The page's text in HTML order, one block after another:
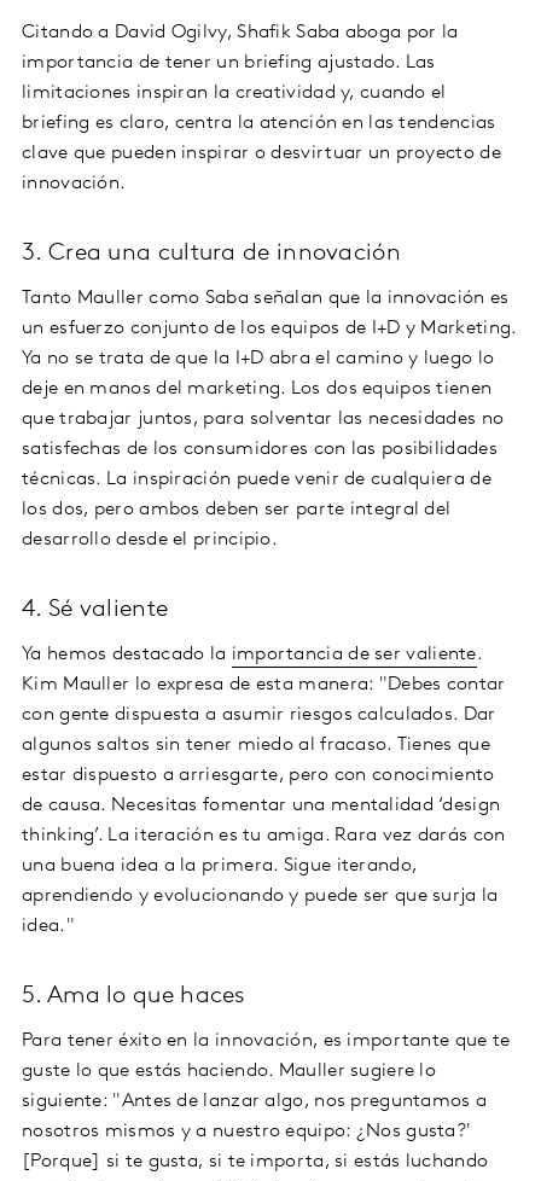
Citando a David Ogilvy, Shafik Saba aboga por la
importancia de tener un briefing ajustado. Las
limitaciones inspiran la creatividad y, cuando el
briefing es claro, centra la atención en las tendencias
clave que pueden inspirar o desvirtuar un proyecto de
innovación.
3. Crea una cultura de innovación
Tanto Mauller como Saba señalan que la innovación es
un esfuerzo conjunto de los equipos de I+D y Marketing.
Ya no se trata de que la I+D abra el camino y luego lo
deje en manos del marketing. Los dos equipos tienen
que trabajar juntos, para solventar las necesidades no
satisfechas de los consumidores con las posibilidades
técnicas. La inspiración puede venir de cualquiera de
los dos, pero ambos deben ser parte integral del
desarrollo desde el principio.
4. Sé valiente
Ya hemos destacado la importancia de ser valiente.
Kim Mauller lo expresa de esta manera: "Debes contar
con gente dispuesta a asumir riesgos calculados. Dar
algunos saltos sin tener miedo al fracaso. Tienes que
estar dispuesto a arriesgarte, pero con conocimiento
de causa. Necesitas fomentar una mentalidad ‘design
thinking’. La iteración es tu amiga. Rara vez darás con
una buena idea a la primera. Sigue iterando,
aprendiendo y evolucionando y puede ser que surja la
idea."
5. Ama lo que haces
Para tener éxito en la innovación, es importante que te
guste lo que estás haciendo. Mauller sugiere lo
siguiente: "Antes de lanzar algo, nos preguntamos a
nosotros mismos y a nuestro equipo: ¿Nos gusta?'
[Porque] si te gusta, si te importa, si estás luchando